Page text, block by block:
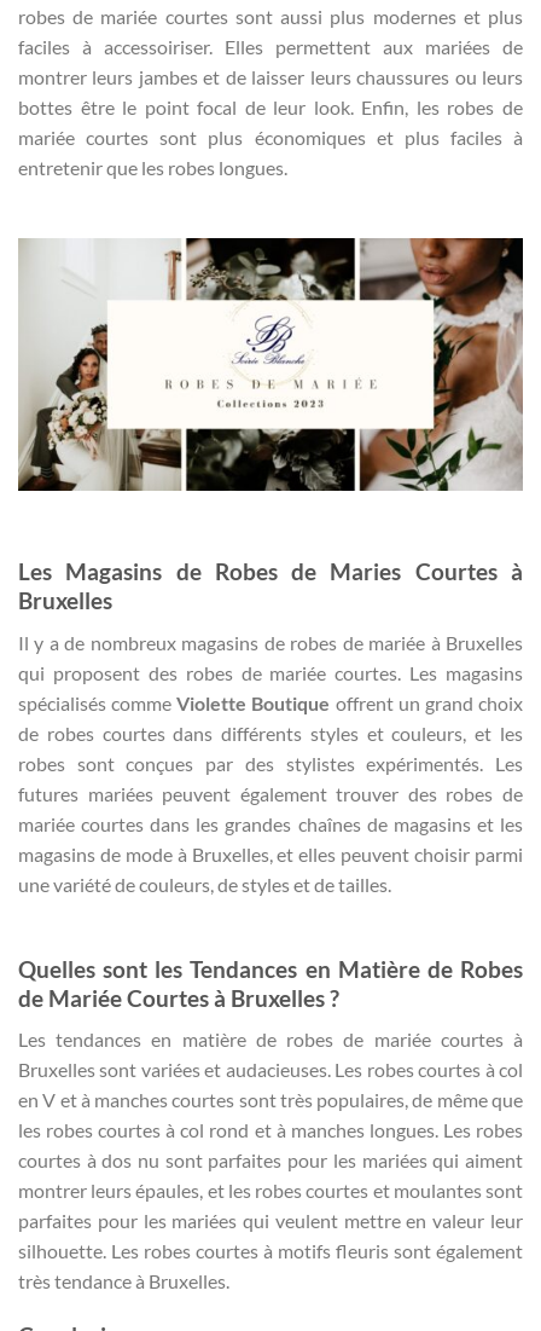
robes de mariée courtes sont aussi plus modernes et plus
faciles à accessoiriser. Elles permettent aux mariées de
montrer leurs jambes et de laisser leurs chaussures ou leurs
bottes être le point focal de leur look. Enfin, les robes de
mariée courtes sont plus économiques et plus faciles à
entretenir que les robes longues.
Les Magasins de Robes de Maries Courtes à
Bruxelles
Il y a de nombreux magasins de robes de mariée à Bruxelles
qui proposent des robes de mariée courtes. Les magasins
spécialisés commeViolette Boutique offrent un grand choix
de robes courtes dans différents styles et couleurs, et les
robes sont conçues par des stylistes expérimentés. Les
futures mariées peuvent également trouver des robes de
mariée courtes dans les grandes chaînes de magasins et les
magasins de mode à Bruxelles, et elles peuvent choisir parmi
une variété de couleurs, de styles et de tailles.
Quelles sont les Tendances en Matière de Robes
de Mariée Courtes à Bruxelles ?
Les tendances en matière de robes de mariée courtes à
Bruxelles sont variées et audacieuses. Les robes courtes à col
en V et à manches courtes sont très populaires, de même que
les robes courtes à col rond et à manches longues. Les robes
courtes à dos nu sont parfaites pour les mariées qui aiment
montrer leurs épaules, et les robes courtes et moulantes sont
parfaites pour les mariées qui veulent mettre en valeur leur
silhouette. Les robes courtes à motifs fleuris sont également
très tendance à Bruxelles.